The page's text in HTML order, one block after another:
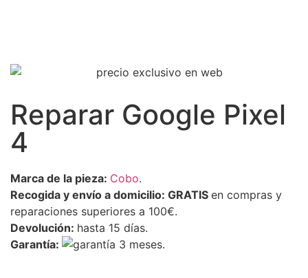
Reparar Google Pixel
4
Marca de la pieza: Cobo.
Recogida y envío a domicilio: GRATIS en compras y
reparaciones superiores a 100€.
Devolución: hasta 15 días.
Garantía:
3 meses.